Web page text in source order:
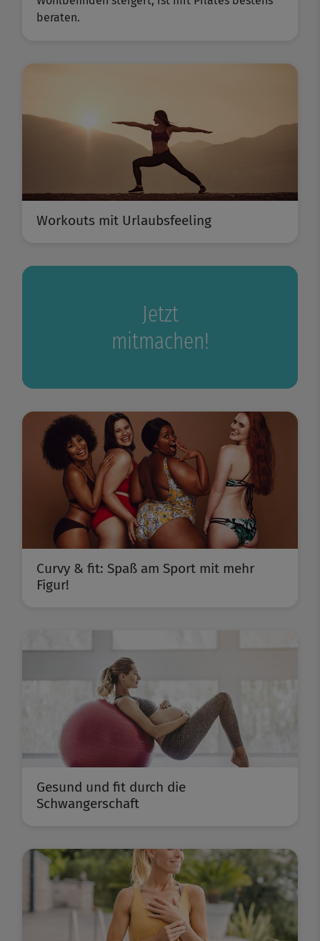
beraten.
Workouts mit Urlaubsfeeling
Jetzt
mitmachen!
Curvy & fit: Spaß am Sport mit mehr
Figur!
Gesund und fit durch die
Schwangerschaft